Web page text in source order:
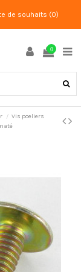
de souhaits (0)
0
Vis poeliers